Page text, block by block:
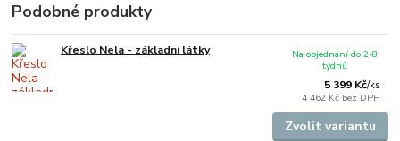
Podobné produkty
Křeslo Nela - základní látky
5 399 Kč/ks
4 462 Kč bez DPH
Na objednání do 2-8
týdnů
Zvolit variantu